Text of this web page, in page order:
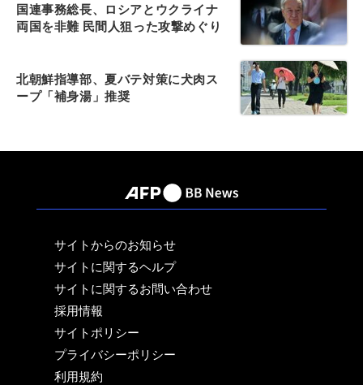
国連事務総長、ロシアとウクライナ
両国を非難 民間人狙った攻撃めぐり
北朝鮮指導部、夏バテ対策に犬肉ス
ープ「補身湯」推奨
サイトからのお知らせ
サイトに関するヘルプ
サイトに関するお問い合わせ
採用情報
サイトポリシー
プライバシーポリシー
利用規約